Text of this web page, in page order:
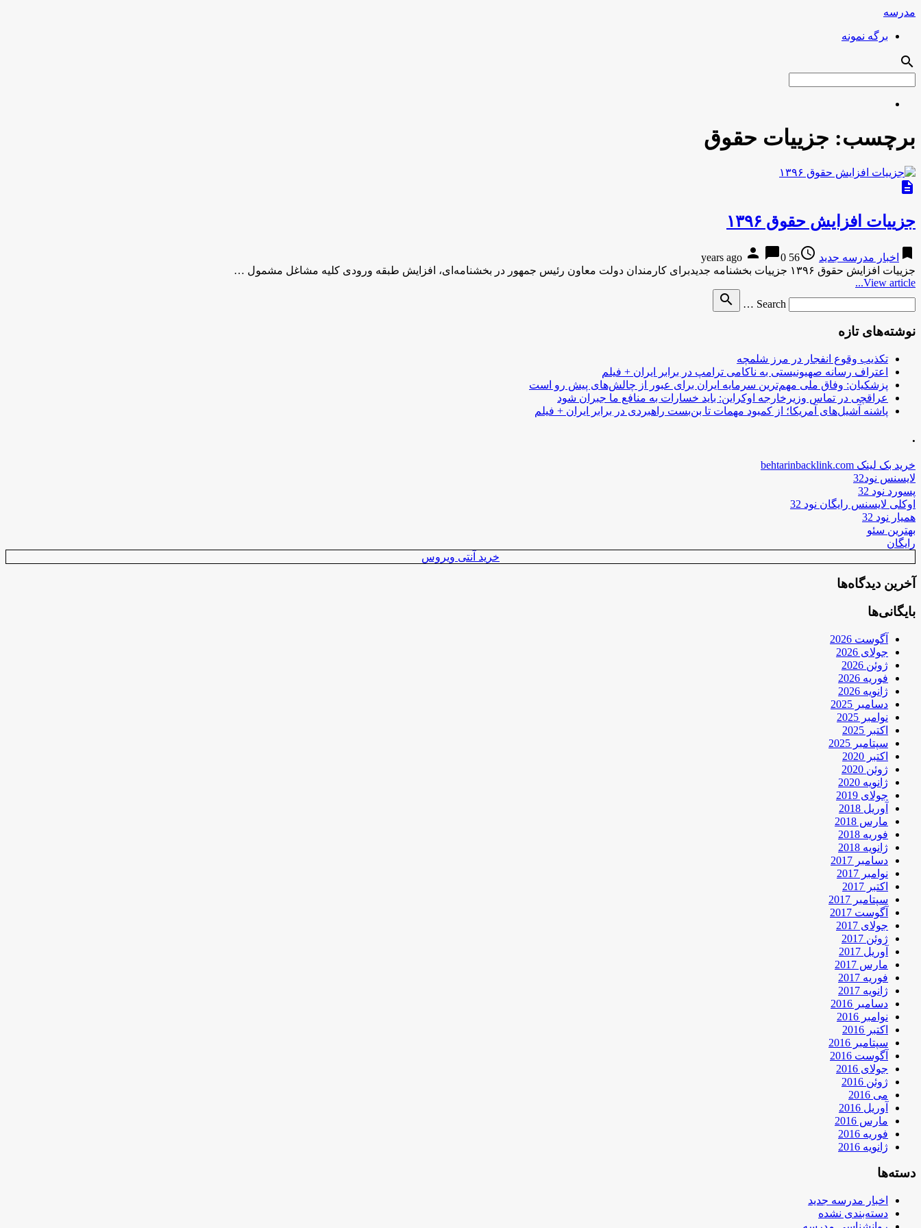
مدرسه
برگه نمونه
search
برچسب: جزییات حقوق
description
جزییات افزایش حقوق ۱۳۹۶
bookmark اخبار مدرسه جدید access_time
56 years ago
person chat_bubble0
جزییات افزایش حقوق ۱۳۹۶ جزییات بخشنامه جدیدبرای کارمندان دولت معاون رئیس جمهور در بخشنامه‌ای، افزایش طبقه ورودی کلیه مشاغل مشمول …
View article...
Search …
search
نوشته‌های تازه
تکذیب وقوع انفجار در مرز شلمچه
اعتراف رسانه صهیونیستی به ناکامی ترامپ در برابر ایران + فیلم
پزشکیان: وفاق ملی مهم‌ترین سرمایه ایران برای عبور از چالش‌های پیش رو است
عراقچی در تماس وزیرخارجه اوکراین: باید خسارات به منافع ما جبران شود
پاشنه آشیل‌های آمریکا؛ از کمبود مهمات تا بن‌بست راهبردی در برابر ایران + فیلم
.
خرید بک لینک behtarinbacklink.com
لایسنس نود32
پسورد نود 32
اوکلی لایسنس رایگان نود 32
همیار نود 32
بهترین سئو
رایگان
خرید آنتی ویروس
آخرین دیدگاه‌ها
بایگانی‌ها
آگوست 2026
جولای 2026
ژوئن 2026
فوریه 2026
ژانویه 2026
دسامبر 2025
نوامبر 2025
اکتبر 2025
سپتامبر 2025
اکتبر 2020
ژوئن 2020
ژانویه 2020
جولای 2019
آوریل 2018
مارس 2018
فوریه 2018
ژانویه 2018
دسامبر 2017
نوامبر 2017
اکتبر 2017
سپتامبر 2017
آگوست 2017
جولای 2017
ژوئن 2017
آوریل 2017
مارس 2017
فوریه 2017
ژانویه 2017
دسامبر 2016
نوامبر 2016
اکتبر 2016
سپتامبر 2016
آگوست 2016
جولای 2016
ژوئن 2016
می 2016
آوریل 2016
مارس 2016
فوریه 2016
ژانویه 2016
دسته‌ها
اخبار مدرسه جدید
دسته‌بندی نشده